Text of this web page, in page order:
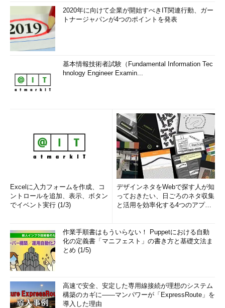
2020年に向けて企業が開始すべきIT関連行動、ガー
トナージャパンが4つのポイントを発表
基本情報技術者試験（Fundamental Information Tec
hnology Engineer Examin...
Excelに入力フォームを作成、コ
ントロールを追加、表示、ボタン
でイベント実行 (1/3)
デザインネタをWebで探す人が知
っておきたい、日ごろのネタ収集
と活用を効率化する4つのアプリ
作業手順書はもういらない！ Puppetにおける自動
化の定義書「マニフェスト」の書き方と基礎文法ま
とめ (1/5)
高速で安全、安定した専用線接続が理想のシステム
構築のカギに――マンパワーが「ExpressRoute」を
導入した理由